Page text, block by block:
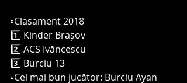
▫️Clasament 2018
1️⃣ Kinder Brașov
2️⃣ ACS Ivăncescu
3️⃣ Burciu 13
▫️Cel mai bun jucător: Burciu Ayan